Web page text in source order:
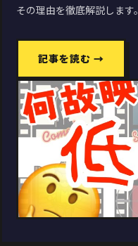
その理由を徹底解説します。
記事を読む →